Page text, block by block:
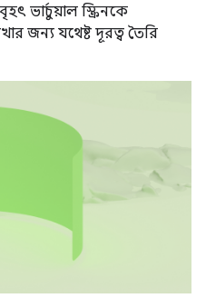
ভার্চুয়াল স্ক্রিনকে
জন্য যথেষ্ট দূরত্ব তৈরি